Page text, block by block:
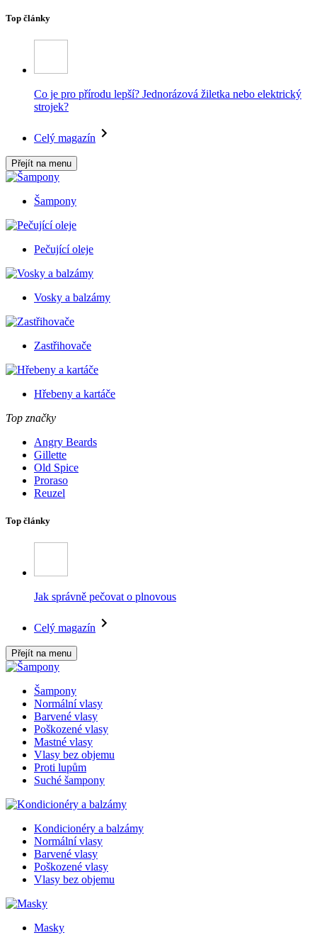
Top články
Co je pro přírodu lepší? Jednorázová žiletka nebo elektrický
strojek?
Celý magazín
Přejít na menu
Šampony
Pečující oleje
Vosky a balzámy
Zastřihovače
Hřebeny a kartáče
Top značky
Angry Beards
Gillette
Old Spice
Proraso
Reuzel
Top články
Jak správně pečovat o plnovous
Celý magazín
Přejít na menu
Šampony
Normální vlasy
Barvené vlasy
Poškozené vlasy
Mastné vlasy
Vlasy bez objemu
Proti lupům
Suché šampony
Kondicionéry a balzámy
Normální vlasy
Barvené vlasy
Poškozené vlasy
Vlasy bez objemu
Masky